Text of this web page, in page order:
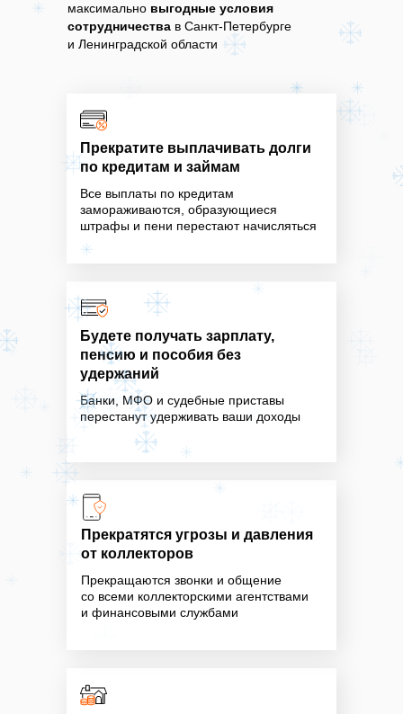
Банки, МФО и судебные приставы
перестанут удерживать ваши доходы
максимально выгодные условия
сотрудничества в Санкт-Петербурге
и Ленинградской области
Прекращаются звонки и общение
со всеми коллекторскими агентствами
и финансовыми службами
Прекратите выплачивать долги
по кредитам и займам
Все выплаты по кредитам
замораживаются, образующиеся
штрафы и пени перестают начисляться
Будете получать зарплату,
пенсию и пособия без
удержаний
Прекратятся угрозы и давления
от коллекторов